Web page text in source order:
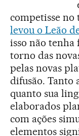
competisse
levou o Leão
isso não
torno das
pelas novas
difusão. Tanto
quanto sua
elaborados
com ações
elementos